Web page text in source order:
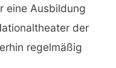
eine Ausbildung
der
regelmäßig